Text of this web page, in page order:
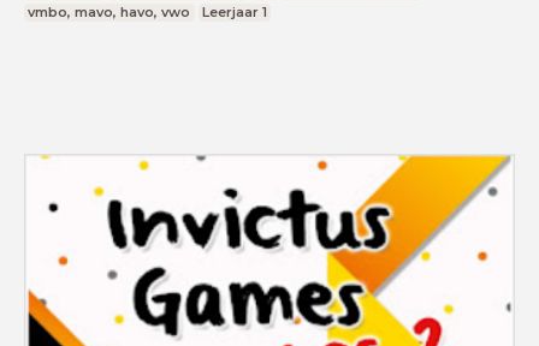
vmbo, mavo, havo, vwo
Leerjaar 1